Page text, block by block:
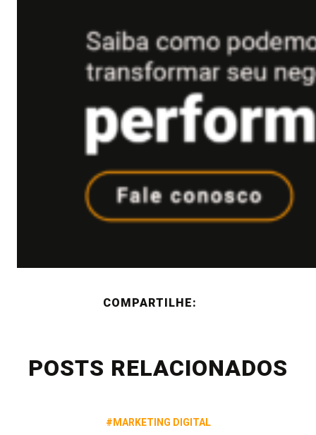
COMPARTILHE:
POSTS RELACIONADOS
#MARKETING DIGITAL